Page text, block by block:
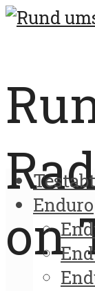
on
Enduro